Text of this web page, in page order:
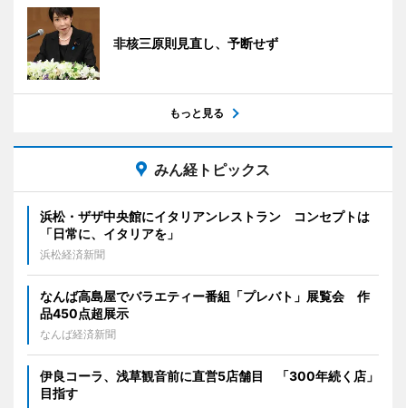
非核三原則見直し、予断せず
もっと見る
みん経トピックス
浜松・ザザ中央館にイタリアンレストラン コンセプトは
「日常に、イタリアを」
浜松経済新聞
なんば高島屋でバラエティー番組「プレバト」展覧会 作
品450点超展示
なんば経済新聞
伊良コーラ、浅草観音前に直営5店舗目 「300年続く店」
目指す